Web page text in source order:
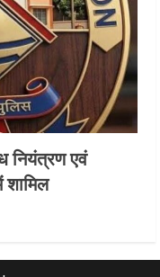
नियंत्रण एवं
शामिल